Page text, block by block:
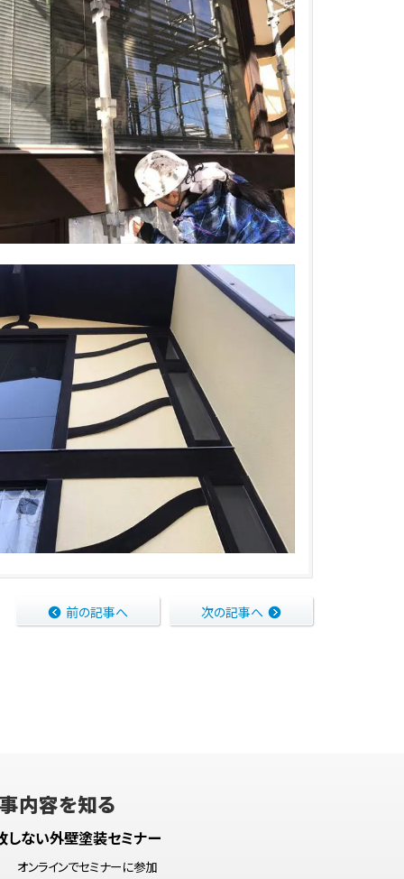
次の記事へ
前の記事へ
内容を知る
しない外壁塗装セミナー
オンラインでセミナーに参加